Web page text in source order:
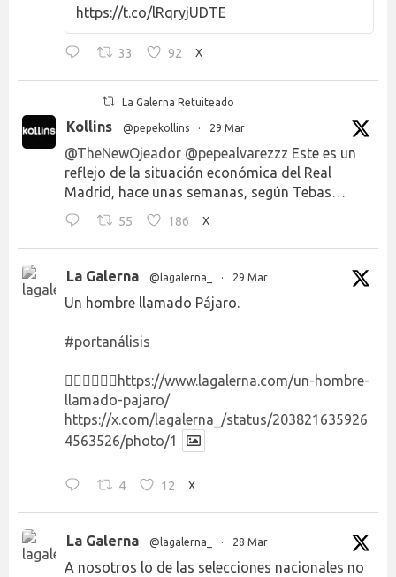
https://t.co/lRqryjUDTE
33 92 X
La Galerna Retuiteado
Kollins @pepekollins · 29 Mar
@TheNewOjeador @pepealvarezzz Este es un
reflejo de la situación económica del Real
Madrid, hace unas semanas, según Tebas…
55 186 X
La Galerna @lagalerna_ · 29 Mar
Un hombre llamado Pájaro.
#portanálisis
👉🏻👉🏻👉🏻 https://www.lagalerna.com/un-hombre-
llamado-pajaro/
https://x.com/lagalerna_/status/203821635926
4563526/photo/1
4 12 X
La Galerna @lagalerna_ · 28 Mar
A nosotros lo de las selecciones nacionales no